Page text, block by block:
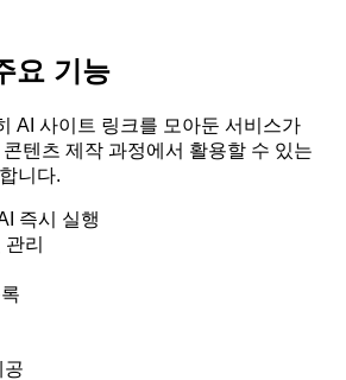
요 기능
AI 사이트 링크를 모아둔 서비스가
텐츠 제작 과정에서 활용할 수 있는
니다.
즉시 실행
리
공